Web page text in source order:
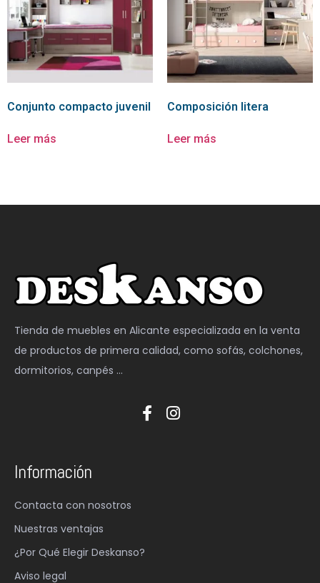
Conjunto compacto juvenil
Leer más
Composición litera
Leer más
Tienda de muebles en Alicante especializada en la venta
de productos de primera calidad, como sofás, colchones,
dormitorios, canpés …
Información
Contacta con nosotros
Nuestras ventajas
¿Por Qué Elegir Deskanso?
Aviso legal